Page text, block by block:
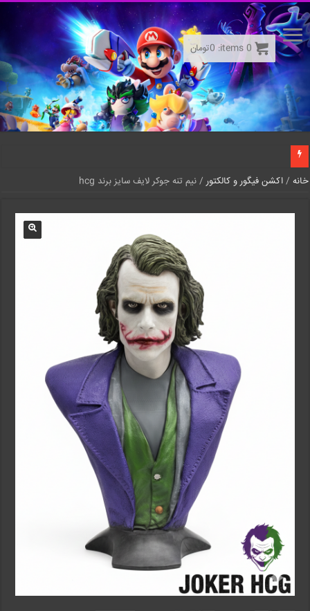
خانه /اکشن فیگور و کالکتور / نیم تنه جوکر لایف سایز برند hcg
0
items:
0تومان